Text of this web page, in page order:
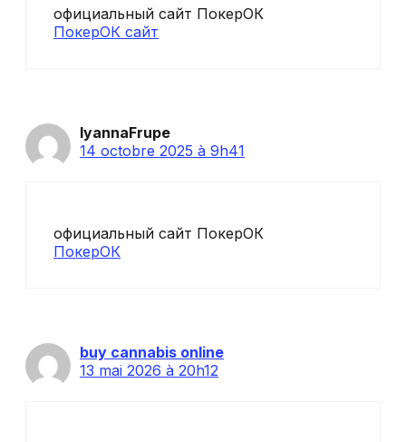
официальный сайт ПокерОК
ПокерОК сайт
IyannaFrupe
14 octobre 2025 à 9h41
официальный сайт ПокерОК
ПокерОК
buy cannabis online
13 mai 2026 à 20h12